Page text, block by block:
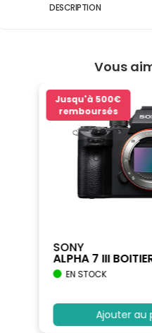
DESCRIPTION
Vous
Jusqu'à 500€
remboursés
SONY
ALPHA 7 III
EN STOCK
Ajouter au